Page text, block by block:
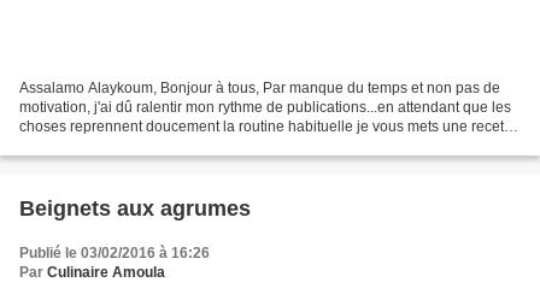
Assalamo Alaykoum, Bonjour à tous, Par manque du temps et non pas de
motivation, j'ai dû ralentir mon rythme de publications...en attendant que les
choses reprennent doucement la routine habituelle je vous mets une recette
Beignets aux agrumes
Publié le 03/02/2016 à 16:26
Par Culinaire Amoula